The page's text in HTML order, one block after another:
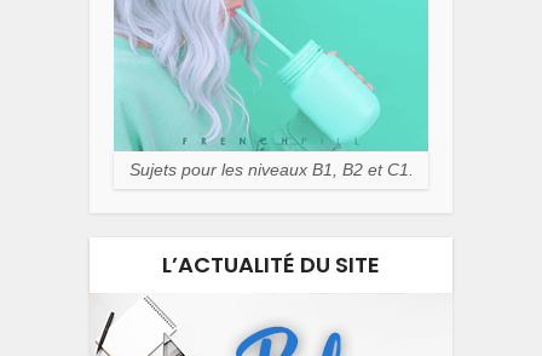
Sujets pour les niveaux B1, B2 et C1.
L’ACTUALITÉ DU SITE